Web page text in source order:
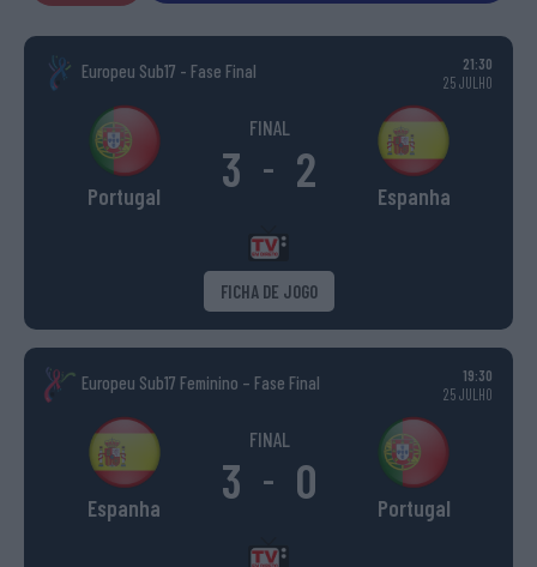
Europeu Sub17 - Fase Final
21:30
25 JULHO
Portugal
FINAL
3 - 2 Espanha
FICHA DE JOGO
Europeu Sub17 Feminino – Fase Final
19:30
25 JULHO
Espanha
FINAL
3 - 0 Portugal